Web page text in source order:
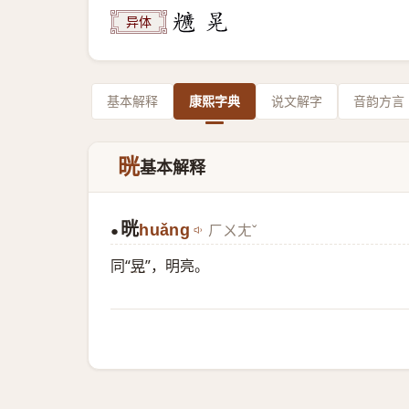
异体
基本解释 康熙字典 说文解字 音韵方言
晄基本解释
● 晄huǎng ㄏㄨㄤˇ
同“晃”，明亮。